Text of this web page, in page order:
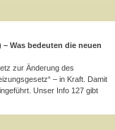
– Was bedeuten die neuen
zur Änderung des
– in Kraft. Damit
Unser Info 127 gibt